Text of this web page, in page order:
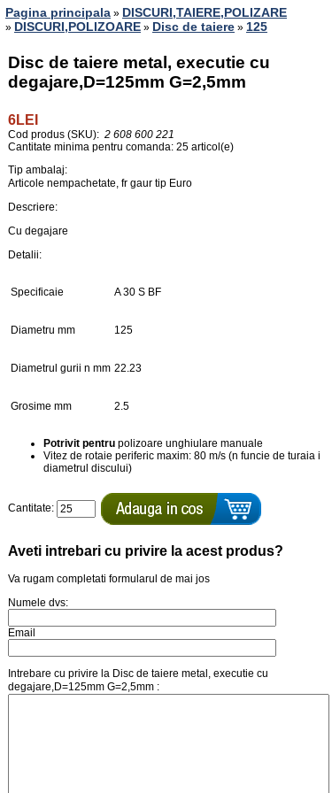
Pagina principala » DISCURI,TAIERE,POLIZARE
» DISCURI,POLIZOARE » Disc de taiere » 125
Disc de taiere metal, executie cu
degajare,D=125mm G=2,5mm
6LEI
Cod produs (SKU): 2 608 600 221
Cantitate minima pentru comanda: 25 articol(e)
Tip ambalaj:
Articole nempachetate, fr gaur tip Euro
Descriere:
Cu degajare
Detalii:
Specificaie A 30 S BF
Diametru mm 125
Diametrul gurii n mm 22.23
Grosime mm 2.5
Potrivit pentru polizoare unghiulare manuale
Vitez de rotaie periferic maxim: 80 m/s (n funcie de turaia i
diametrul discului)
Cantitate:
Aveti intrebari cu privire la acest produs?
Va rugam completati formularul de mai jos
Numele dvs:
Email
Intrebare cu privire la Disc de taiere metal, executie cu
degajare,D=125mm G=2,5mm :